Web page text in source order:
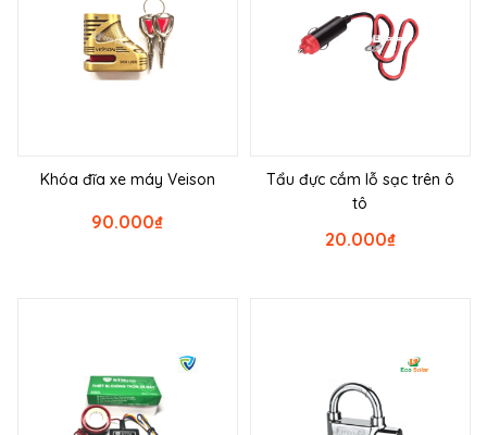
Khóa đĩa xe máy Veison
₫
90.000
Tẩu đực cắm lỗ sạc trên ô
tô
₫
20.000